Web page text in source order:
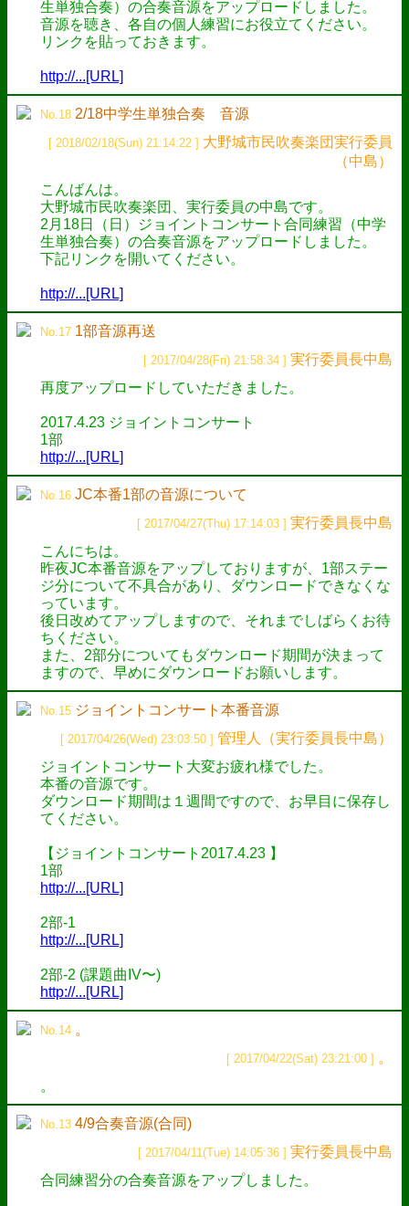
生単独合奏）の合奏音源をアップロードしました。
音源を聴き、各自の個人練習にお役立てください。
リンクを貼っておきます。
http://...[URL]
No.18 2/18中学生単独合奏 音源
[ 2018/02/18(Sun) 21:14:22 ] 大野城市民吹奏楽団実行委員
（中島）
こんばんは。
大野城市民吹奏楽団、実行委員の中島です。
2月18日（日）ジョイントコンサート合同練習（中学
生単独合奏）の合奏音源をアップロードしました。
下記リンクを開いてください。
http://...[URL]
No.17 1部音源再送
[ 2017/04/28(Fri) 21:58:34 ] 実行委員長中島
再度アップロードしていただきました。
2017.4.23 ジョイントコンサート
1部
http://...[URL]
No.16 JC本番1部の音源について
[ 2017/04/27(Thu) 17:14:03 ] 実行委員長中島
こんにちは。
昨夜JC本番音源をアップしておりますが、1部ステー
ジ分について不具合があり、ダウンロードできなくな
っています。
後日改めてアップしますので、それまでしばらくお待
ちください。
また、2部分についてもダウンロード期間が決まって
ますので、早めにダウンロードお願いします。
No.15 ジョイントコンサート本番音源
[ 2017/04/26(Wed) 23:03:50 ] 管理人（実行委員長中島）
ジョイントコンサート大変お疲れ様でした。
本番の音源です。
ダウンロード期間は１週間ですので、お早目に保存し
てください。
【ジョイントコンサート2017.4.23 】
1部
http://...[URL]
2部-1
http://...[URL]
2部-2 (課題曲IV〜)
http://...[URL]
No.14 。
[ 2017/04/22(Sat) 23:21:00 ] 。
。
No.13 4/9合奏音源(合同)
[ 2017/04/11(Tue) 14:05:36 ] 実行委員長中島
合同練習分の合奏音源をアップしました。